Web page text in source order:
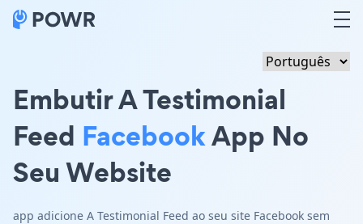
Embutir A Testimonial
Feed FacebookApp No
Seu Website
app adicione A Testimonial Feed ao seu site Facebook sem